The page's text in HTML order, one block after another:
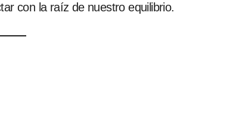
con la raíz de nuestro equilibrio.